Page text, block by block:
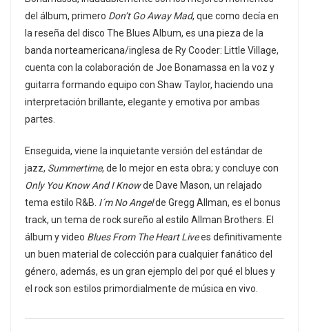
del álbum, primero Don’t Go Away Mad, que como decía en
la reseña del disco The Blues Album, es una pieza de la
banda norteamericana/inglesa de Ry Cooder: Little Village,
cuenta con la colaboración de Joe Bonamassa en la voz y
guitarra formando equipo con Shaw Taylor, haciendo una
interpretación brillante, elegante y emotiva por ambas
partes.
Enseguida, viene la inquietante versión del estándar de
jazz, Summertime, de lo mejor en esta obra; y concluye con
Only You Know And I Knowde Dave Mason, un relajado
tema estilo R&B. I´m No Angelde Gregg Allman, es el bonus
track, un tema de rock sureño al estilo Allman Brothers. El
álbum y video Blues From The Heart Livees definitivamente
un buen material de colección para cualquier fanático del
género, además, es un gran ejemplo del por qué el blues y
el rock son estilos primordialmente de música en vivo.